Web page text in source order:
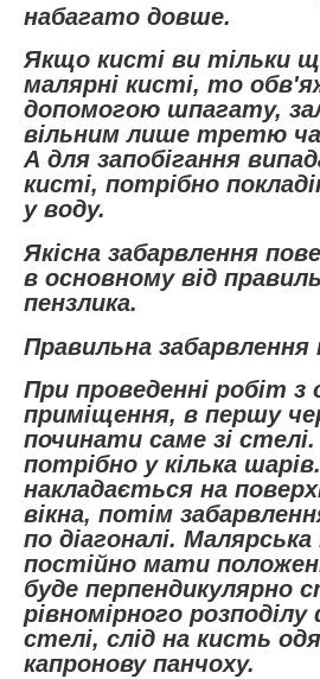
набагато довше.
Якщо кисті ви тільки
малярні кисті, то
допомогою шпагату,
вільним лише третю
А для запобігання
кисті, потрібно
у воду.
Якісна забарвлення
в основному від
пензлика.
Правильна забарвлення
При проведенні робіт з
приміщення, в першу
починати саме зі
потрібно у кілька
накладається на
вікна, потім
по діагоналі.
постійно мати
буде перпендикулярно
рівномірного
стелі, слід на кисть
капронову панчоху.